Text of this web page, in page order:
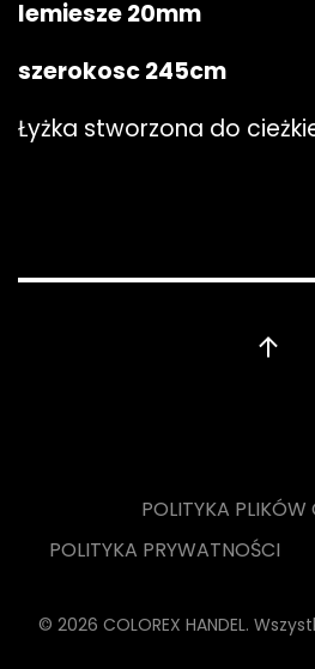
lemiesze 20mm
szerokosc 245cm
Łyżka stworzona do
POLITYKA PLIKÓW
POLITYKA PRYWATNOŚCI
© 2026 COLOREX HANDEL.